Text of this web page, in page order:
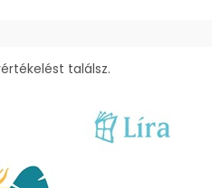
találsz.